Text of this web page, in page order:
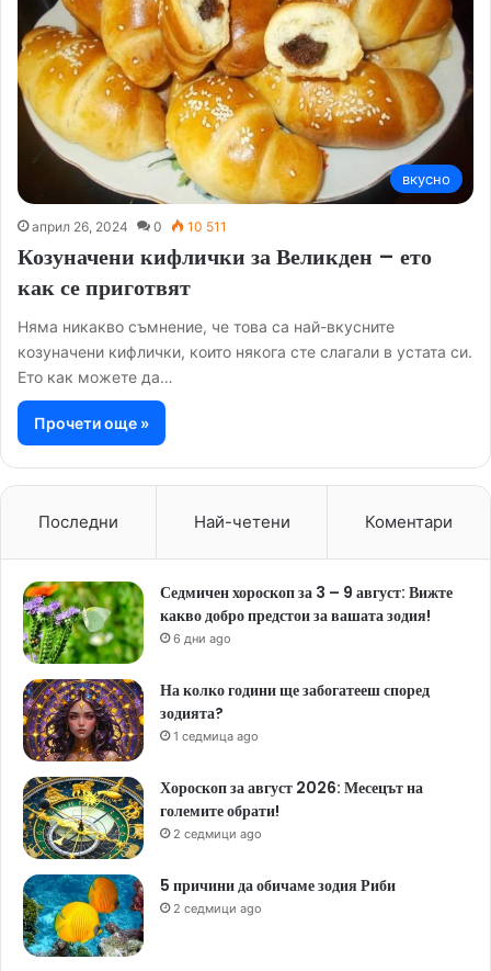
вкусно
април 26, 2024 0 10 511
Козуначени кифлички за Великден – ето
как се приготвят
Няма никакво съмнение, че това са най-вкусните
козуначени кифлички, които някога сте слагали в устата си.
Ето как можете да…
Прочети още »
Последни Най-четени Коментари
Седмичен хороскоп за 3 – 9 август: Вижте
какво добро предстои за вашата зодия!
6 дни ago
На колко години ще забогатееш според
зодията?
1 седмица ago
Хороскоп за август 2026: Месецът на
големите обрати!
2 седмици ago
5 причини да обичаме зодия Риби
2 седмици ago